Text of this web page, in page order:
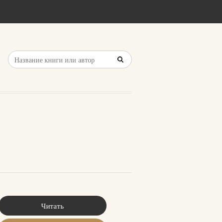
Читать